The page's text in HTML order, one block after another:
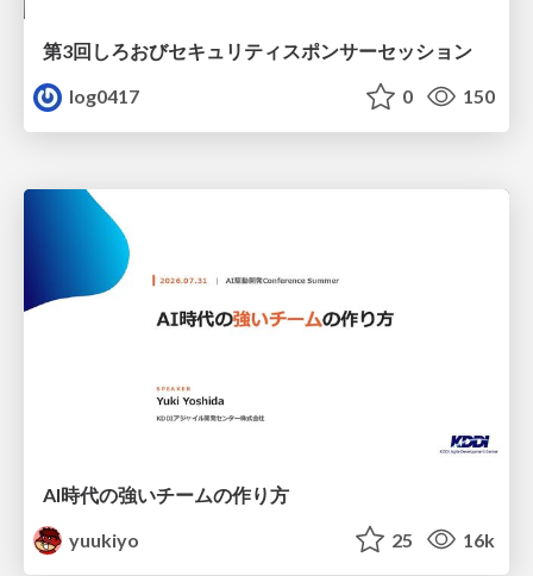
第3回しろおびセキュリティスポンサーセッション
log0417
0 150
AI時代の強いチームの作り方
yuukiyo
25 16k